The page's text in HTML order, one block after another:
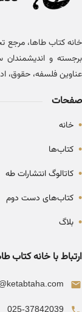
برجسته و اندیشمندان
عناوین فلسفه، حقوق،
صفحات
• خانه
• کتاب‌ها
• کاتالوگ انتشارات طه
• کتاب‌های دست دوم
• بلاگ
ارتباط با خانه کتاب
025-37842039